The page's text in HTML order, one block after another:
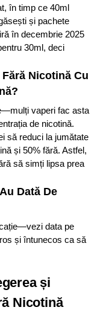
în timp ce 40ml
și pachete
în decembrie 2025
30ml, deci
Nicotină Cu
vaperi fac asta
de nicotină.
să reduci la jumătate
și 50% fără. Astfel,
să simți lipsa prea
Dată De
data pe
și întunecos ca să
și
Nicotină